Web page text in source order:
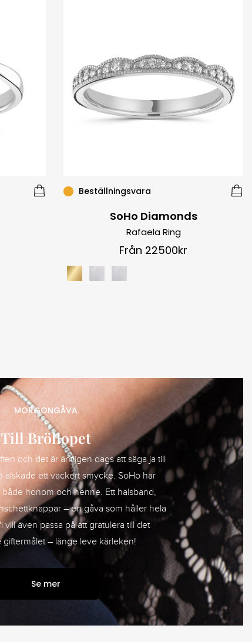
Beställningsvara
SoHo Diamonds
Rafaela Ring
Från 22500kr
MORGONGÅVA
Till Bröllopet
och det är äntligen dags att säga ja till
älskade ett vackert smycke. SoHo har
honom och henne. Ett halsband,
– en gåva som håller hela
vill även passa på att gratulera till det
giftermålet – länge leve kärleken!
Se mer